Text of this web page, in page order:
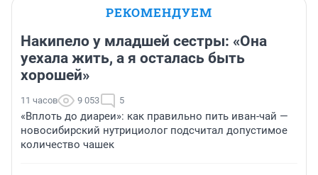
РЕКОМЕНДУЕМ
Накипело у младшей сестры: «Она
уехала жить, а я осталась быть
хорошей»
11 часов 9 053 5
«Вплоть до диареи»: как правильно пить иван-чай —
новосибирский нутрициолог подсчитал допустимое
количество чашек